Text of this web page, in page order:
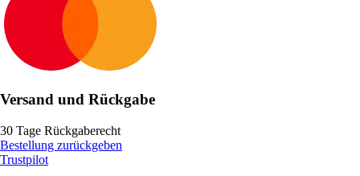
Versand und Rückgabe
30 Tage Rückgaberecht
Bestellung zurückgeben
Trustpilot